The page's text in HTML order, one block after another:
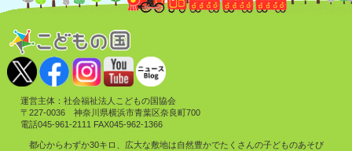
運営主体：社会福祉法人こどもの国協会
〒227-0036 神奈川県横浜市青葉区奈良町700
電話045-961-2111 FAX045-962-1366
都心からわずか30キロ、広大な敷地は自然豊かでたくさんの子どものあそび